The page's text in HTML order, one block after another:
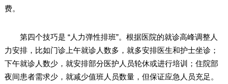
费。
第四个技巧是 “人力弹性排班”。根据医院的就诊高峰调整人
力安排，比如门诊上午就诊人数多，就多安排医生和护士坐诊；
下午就诊人数少，就安排部分医护人员轮休或进行培训；住院部
夜间患者需求少，就减少值班人员数量，但保证应急人员充足。